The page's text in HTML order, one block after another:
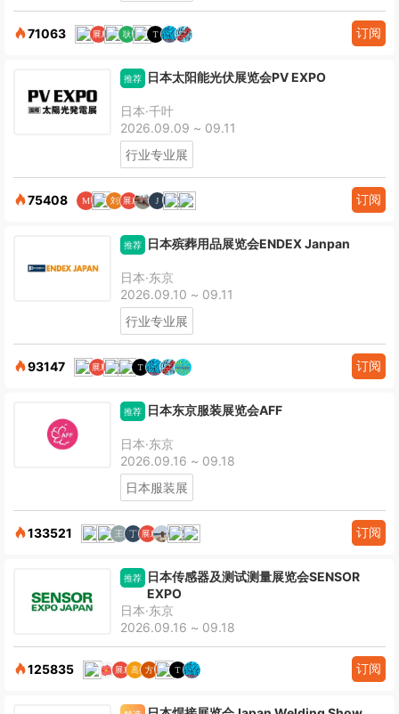
71063 订阅
推荐 日本太阳能光伏展览会PV EXPO
日本·千叶
2026.09.09 ~ 09.11
行业专业展
75408 订阅
推荐 日本殡葬用品展览会ENDEX Janpan
日本·东京
2026.09.10 ~ 09.11
行业专业展
93147 订阅
推荐 日本东京服装展览会AFF
日本·东京
2026.09.16 ~ 09.18
日本服装展
133521 订阅
推荐
日本传感器及测试测量展览会SENSOR
EXPO
日本·东京
2026.09.16 ~ 09.18
125835 订阅